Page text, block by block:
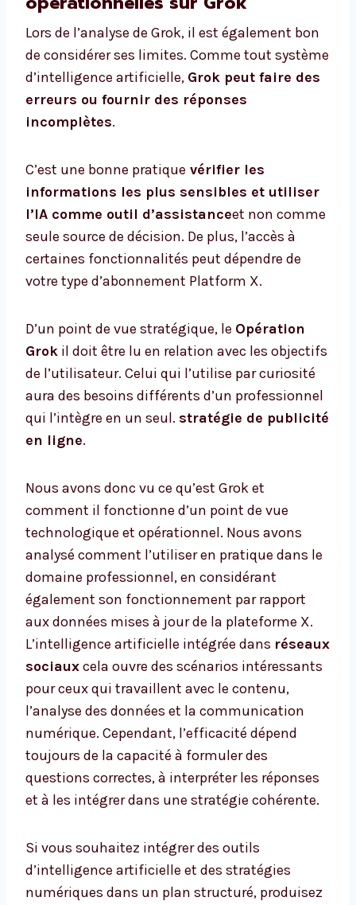
Lors de l’analyse de Grok, il est également bon
de considérer ses limites. Comme tout système
d’intelligence artificielle, Grok peut faire des
erreurs ou fournir des réponses
incomplètes.
C’est une bonne pratique vérifier les
informations les plus sensibles et utiliser
l’IA comme outil d’assistanceet non comme
seule source de décision. De plus, l’accès à
certaines fonctionnalités peut dépendre de
votre type d’abonnement Platform X.
D’un point de vue stratégique, le Opération
Grok il doit être lu en relation avec les objectifs
de l’utilisateur. Celui qui l’utilise par curiosité
aura des besoins différents d’un professionnel
qui l’intègre en un seul. stratégie de publicité
en ligne.
Nous avons donc vu ce qu’est Grok et
comment il fonctionne d’un point de vue
technologique et opérationnel. Nous avons
analysé comment l’utiliser en pratique dans le
domaine professionnel, en considérant
également son fonctionnement par rapport
aux données mises à jour de la plateforme X.
L’intelligence artificielle intégrée dans réseaux
sociauxcela ouvre des scénarios intéressants
pour ceux qui travaillent avec le contenu,
l’analyse des données et la communication
numérique. Cependant, l’efficacité dépend
toujours de la capacité à formuler des
questions correctes, à interpréter les réponses
et à les intégrer dans une stratégie cohérente.
Si vous souhaitez intégrer des outils
d’intelligence artificielle et des stratégies
numériques dans un plan structuré, produisez